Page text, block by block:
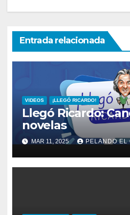
Entrada relacionada
VIDEOS ¡LLEGÓ RICARDO!
Llegó Ricardo:
novelas
MAR 11, 2025 PELANDO EL